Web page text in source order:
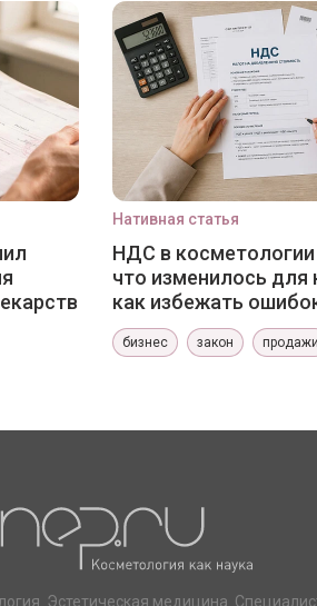
Нативная статья
НДС в косметологии
что изменилось для
как избежать
бизнес закон продажи
Эстетическая медицина.